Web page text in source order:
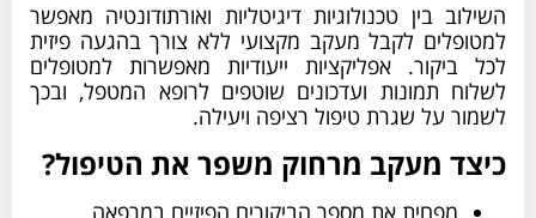
השילוב בין טכנולוגיות דיגיטליות ואורתודונטיה מאפשר
למטופלים לקבל מעקב מקצועי ללא צורך בהגעה פיזית
לכל ביקור. אפליקציות ייעודיות מאפשרות למטופלים
לשלוח תמונות ועדכונים שוטפים לרופא המטפל, ובכך
לשמור על שגרת טיפול רציפה ויעילה.
כיצד מעקב מרחוק משפר את הטיפול?
מפחית את מספר הביקורים הפיזיים במרפאה